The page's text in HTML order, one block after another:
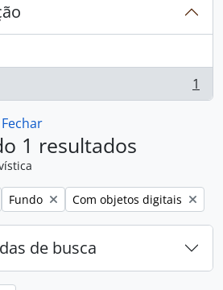
1
Fechar
1 resultados
Remover filtro:
Fundo Remover filtro:
Com objetos digitais
de busca